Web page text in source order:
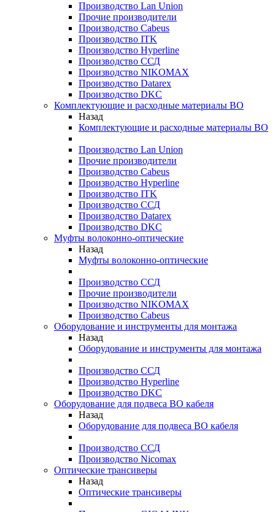
Производство Lan Union
Прочие производители
Производство Cabeus
Производство ITK
Производство Hyperline
Производство ССД
Производство NIKOMAX
Производство Datarex
Производство DKC
Комплектующие и расходные материалы ВО
Назад
Комплектующие и расходные материалы ВО
Производство Lan Union
Прочие производители
Производство Cabeus
Производство Hyperline
Производство ITK
Производство ССД
Производство Datarex
Производство DKC
Муфты волоконно-оптические
Назад
Муфты волоконно-оптические
Производство ССД
Прочие производители
Производство NIKOMAX
Производство Cabeus
Оборудование и инструменты для монтажа
Назад
Оборудование и инструменты для монтажа
Производство ССД
Производство Hyperline
Производство DKC
Оборудование для подвеса ВО кабеля
Назад
Оборудование для подвеса ВО кабеля
Производство ССД
Производство Nicomax
Оптические трансиверы
Назад
Оптические трансиверы